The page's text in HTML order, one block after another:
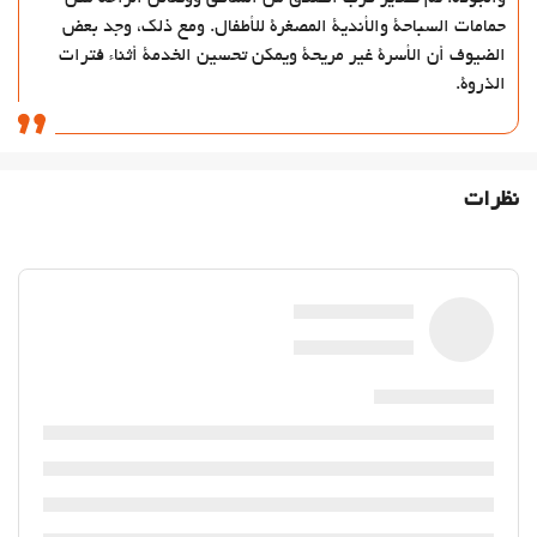
24-Hour Front Desk
انبار چمدان
حمامات السباحة والأندية المصغرة للأطفال. ومع ذلك، وجد بعض
الضيوف أن الأسرة غير مريحة ويمكن تحسين الخدمة أثناء فترات
الذروة.
نظرات